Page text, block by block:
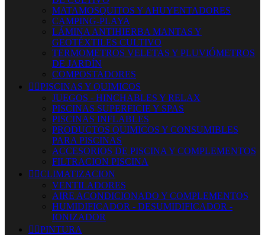
MATAMOSQUITOS Y AHUYENTADORES
CAMPING-PLAYA
LÁMINA ANTIHIERBA MANTAS Y
GEOTÉXTILES CULTIVO
TERMOMETROS VELETAS Y PLUVIÓMETROS
DE JARDÍN
COMPOSTADORES
 PISCINAS Y QUIMICOS
JUEGOS - HINCHABLES Y RELAX
PISCINAS SUPERFICIE Y SPAS
PISCINAS INFLABLES
PRODUCTOS QUIMICOS Y CONSUMIBLES
PARA PISCINAS
ACCESORIOS DE PISCINA Y COMPLEMENTOS
FILTRACION PISCINA
 CLIMATIZACION
VENTILADORES
AIRE ACONDICIONADO Y COMPLEMENTOS
HUMIDIFICADOR - DESUMIDIFICADOR -
IONIZADOR
 PINTURA